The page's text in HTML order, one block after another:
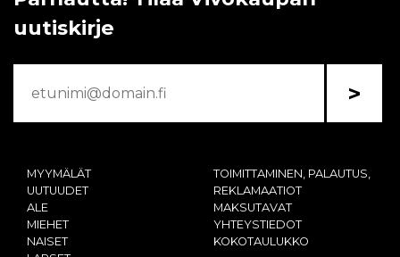
uutiskirje
>
MYYMÄLÄT
UUTUUDET
ALE
MIEHET
NAISET
TOIMITTAMINEN, PALAUTUS,
REKLAMAATIOT
MAKSUTAVAT
YHTEYSTIEDOT
KOKOTAULUKKO